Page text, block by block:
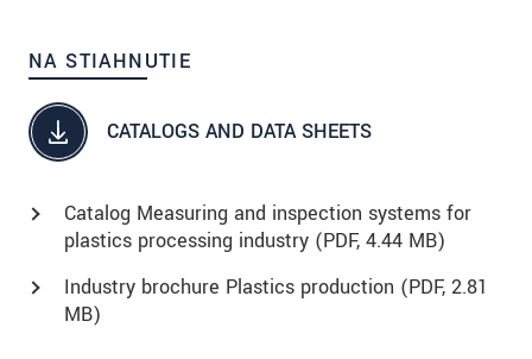
NA STIAHNUTIE
CATALOGS AND DATA SHEETS
Catalog Measuring and inspection systems for
plastics processing industry (PDF, 4.44 MB)
Industry brochure Plastics production (PDF, 2.81
MB)